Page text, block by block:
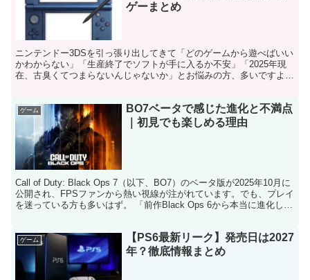
ゲーまとめ
ニンテンドー3DSを引っ張り出してきて「どのゲームから遊べばいい
かわからない」「生産終了でソフトが手に入るか不安」「2025年現
在、古臭くてつまらないんじゃないか」とお悩みの方、多いですよ
ゲーム
BO7ベータで感じた進化と不満点
｜初見でも楽しめる理由
Call of Duty: Black Ops 7（以下、BO7）のベータ版が2025年10月に
公開され、FPSファンから熱い視線が注がれています。でも、プレイ
を迷っている方も多いはず。 「前作Black Ops 6から本当に進化した
ゲーム
【PS6最新リーク】発売日は2027
年？徹底情報まとめ